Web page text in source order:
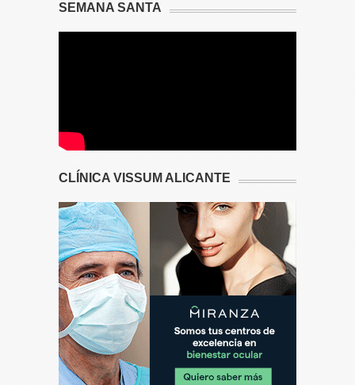
SEMANA SANTA
CLÍNICA VISSUM ALICANTE